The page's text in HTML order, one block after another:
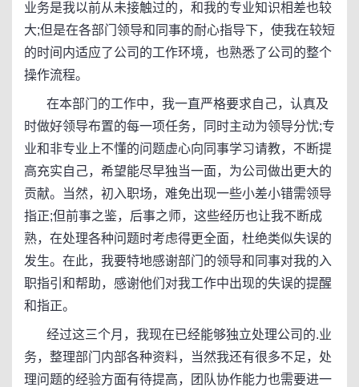
业务是我以前从未接触过的，和我的专业知识相差也较
大;但是在各部门领导和同事的耐心指导下，使我在较短
的时间内适应了公司的工作环境，也熟悉了公司的整个
操作流程。
在本部门的工作中，我一直严格要求自己，认真及
时做好领导布置的每一项任务，同时主动为领导分忧;专
业和非专业上不懂的问题虚心向同事学习请教，不断提
高充实自己，希望能尽早独当一面，为公司做出更大的
贡献。当然，初入职场，难免出现一些小差小错需领导
指正;但前事之鉴，后事之师，这些经历也让我不断成
熟，在处理各种问题时考虑得更全面，杜绝类似失误的
发生。在此，我要特地感谢部门的领导和同事对我的入
职指引和帮助，感谢他们对我工作中出现的失误的提醒
和指正。
经过这三个月，我现在已经能够独立处理公司的.业
务，整理部门内部各种资料，当然我还有很多不足，处
理问题的经验方面有待提高，团队协作能力也需要进一